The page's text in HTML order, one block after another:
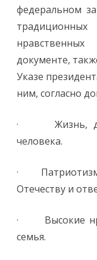
федеральном
документе,
Указе
ним, согласно
· Жизнь,
человека.
· Патриотизм,
Отечеству и
· Высокие
семья.